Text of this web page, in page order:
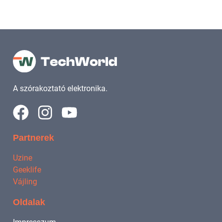
A szórakoztató elektronika.
Partnerek
Uzine
Geeklife
Vájling
Oldalak